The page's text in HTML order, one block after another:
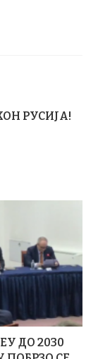
РУСИЈА!
ДО 2030